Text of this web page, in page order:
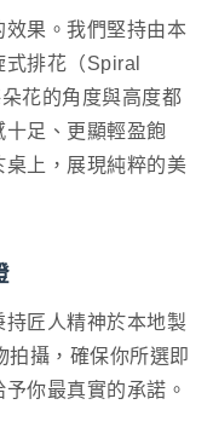
果。我們堅持由本
排花（Spiral
花的角度與高度都
足、更顯輕盈飽
上，展現純粹的美
匠人精神於本地製
拍攝，確保你所選即
你最真實的承諾。